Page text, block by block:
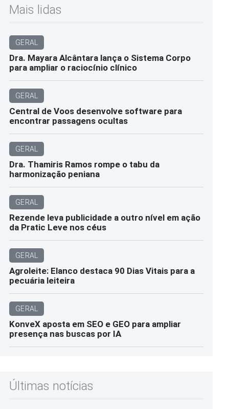
Mais lidas
GERAL
Dra. Mayara Alcântara lança o Sistema Corpo
para ampliar o raciocínio clínico
GERAL
Central de Voos desenvolve software para
encontrar passagens ocultas
GERAL
Dra. Thamiris Ramos rompe o tabu da
harmonização peniana
GERAL
Rezende leva publicidade a outro nível em ação
da Pratic Leve nos céus
GERAL
Agroleite: Elanco destaca 90 Dias Vitais para a
pecuária leiteira
GERAL
KonveX aposta em SEO e GEO para ampliar
presença nas buscas por IA
Últimas notícias